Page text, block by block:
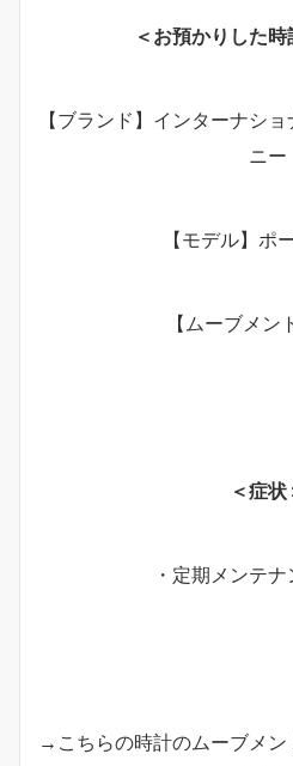
＜お預かりした時
【ブランド】インターナシ
ニー
【モデル】ポ
【ムーブメン
＜症状
・定期メンテ
→こちらの時計のムーブメン